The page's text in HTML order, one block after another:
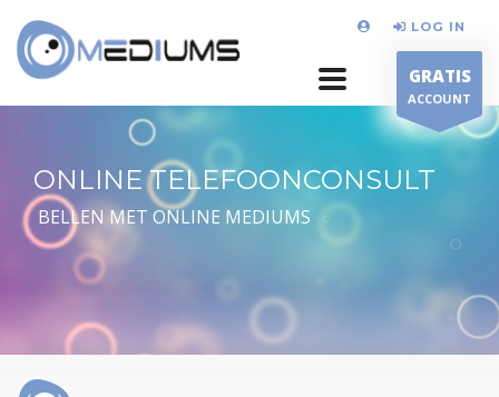
LOG IN
GRATIS
ACCOUNT
ONLINE TELEFOONCONSULT
BELLEN MET ONLINE MEDIUMS